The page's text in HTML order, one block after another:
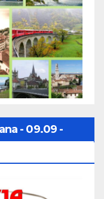
- 09.09 -